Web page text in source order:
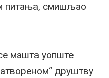
питања, смишљао
машта уопште
друштву